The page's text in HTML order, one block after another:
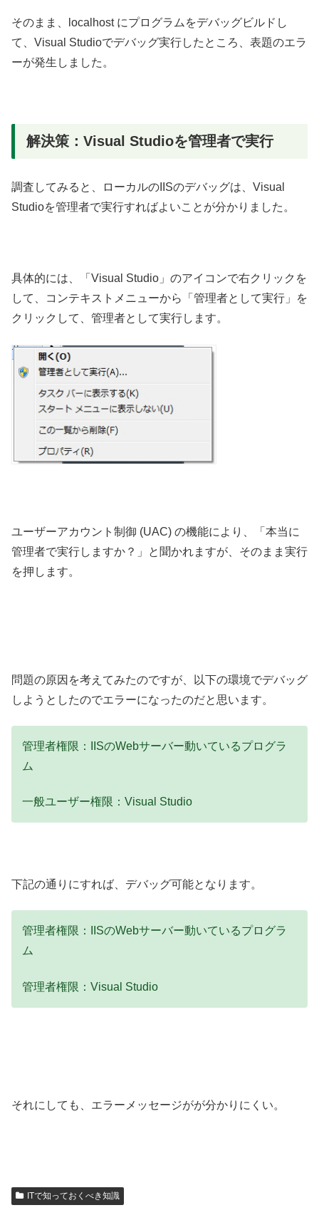
そのまま、localhost にプログラムをデバッグビルドし
て、Visual Studioでデバッグ実行したところ、表題のエラ
ーが発生しました。
解決策：Visual Studioを管理者で実行
調査してみると、ローカルのIISのデバッグは、Visual
Studioを管理者で実行すればよいことが分かりました。
具体的には、「Visual Studio」のアイコンで右クリックを
して、コンテキストメニューから「管理者として実行」を
クリックして、管理者として実行します。
ユーザーアカウント制御 (UAC) の機能により、「本当に
管理者で実行しますか？」と聞かれますが、そのまま実行
を押します。
問題の原因を考えてみたのですが、以下の環境でデバッグ
しようとしたのでエラーになったのだと思います。
管理者権限：IISのWebサーバー動いているプログラ
ム
一般ユーザー権限：Visual Studio
下記の通りにすれば、デバッグ可能となります。
管理者権限：IISのWebサーバー動いているプログラ
ム
管理者権限：Visual Studio
それにしても、エラーメッセージがが分かりにくい。
ITで知っておくべき知識